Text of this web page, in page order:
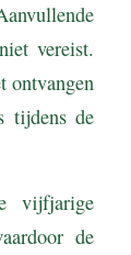
vereist.
ontvangen
tijdens de
vijfjarige
de